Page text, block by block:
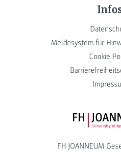
Meldesystem für
Cookie
FH JOANNEUM